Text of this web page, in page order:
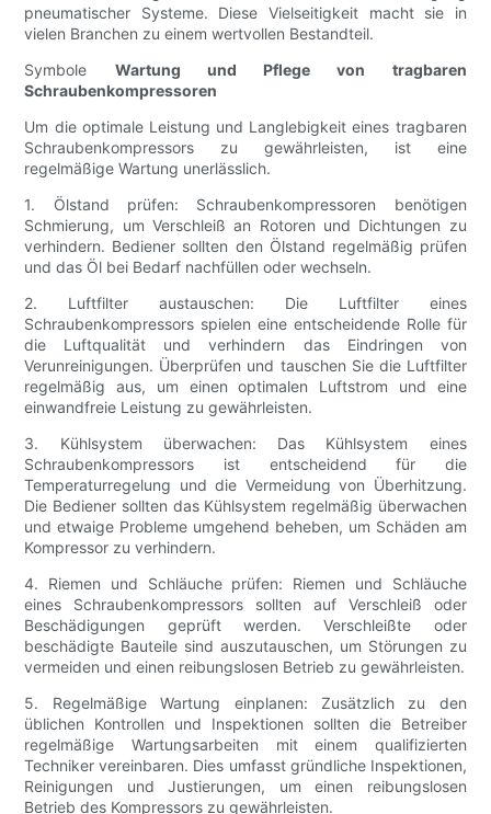
pneumatischer Systeme. Diese Vielseitigkeit macht sie in
vielen Branchen zu einem wertvollen Bestandteil.
Symbole Wartung und Pflege von tragbaren
Schraubenkompressoren
Um die optimale Leistung und Langlebigkeit eines tragbaren
Schraubenkompressors zu gewährleisten, ist eine
regelmäßige Wartung unerlässlich.
1. Ölstand prüfen: Schraubenkompressoren benötigen
Schmierung, um Verschleiß an Rotoren und Dichtungen zu
verhindern. Bediener sollten den Ölstand regelmäßig prüfen
und das Öl bei Bedarf nachfüllen oder wechseln.
2. Luftfilter austauschen: Die Luftfilter eines
Schraubenkompressors spielen eine entscheidende Rolle für
die Luftqualität und verhindern das Eindringen von
Verunreinigungen. Überprüfen und tauschen Sie die Luftfilter
regelmäßig aus, um einen optimalen Luftstrom und eine
einwandfreie Leistung zu gewährleisten.
3. Kühlsystem überwachen: Das Kühlsystem eines
Schraubenkompressors ist entscheidend für die
Temperaturregelung und die Vermeidung von Überhitzung.
Die Bediener sollten das Kühlsystem regelmäßig überwachen
und etwaige Probleme umgehend beheben, um Schäden am
Kompressor zu verhindern.
4. Riemen und Schläuche prüfen: Riemen und Schläuche
eines Schraubenkompressors sollten auf Verschleiß oder
Beschädigungen geprüft werden. Verschleißte oder
beschädigte Bauteile sind auszutauschen, um Störungen zu
vermeiden und einen reibungslosen Betrieb zu gewährleisten.
5. Regelmäßige Wartung einplanen: Zusätzlich zu den
üblichen Kontrollen und Inspektionen sollten die Betreiber
regelmäßige Wartungsarbeiten mit einem qualifizierten
Techniker vereinbaren. Dies umfasst gründliche Inspektionen,
Reinigungen und Justierungen, um einen reibungslosen
Betrieb des Kompressors zu gewährleisten.